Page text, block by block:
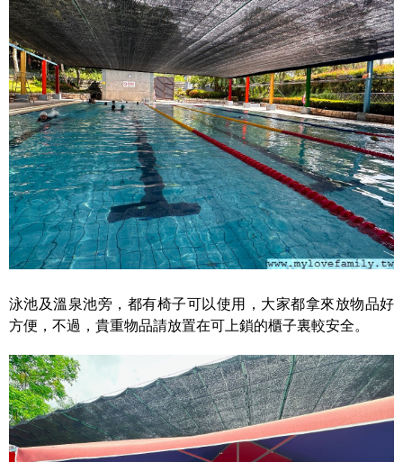
泳池及溫泉池旁，都有椅子可以使用，大家都拿來放物品好
方便，不過，貴重物品請放置在可上鎖的櫃子裏較安全。